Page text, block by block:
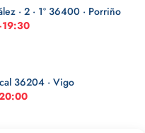
· 2 · 1º 36400 · Porriño
36204 · Vigo